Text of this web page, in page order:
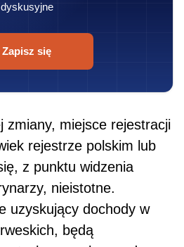
dyskusyjne
Zapisz się
zmiany, miejsce rejestracji
rejestrze polskim lub
z punktu widzenia
nieistotne.
uzyskujący dochody w
będą